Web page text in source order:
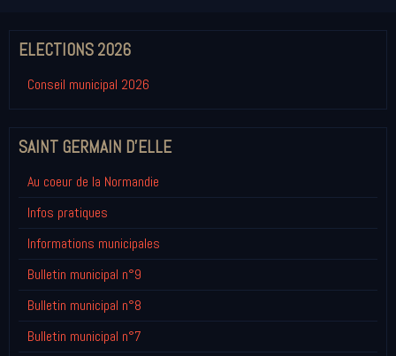
ELECTIONS 2026
Conseil municipal 2026
SAINT GERMAIN D'ELLE
Au coeur de la Normandie
Infos pratiques
Informations municipales
Bulletin municipal n°9
Bulletin municipal n°8
Bulletin municipal n°7